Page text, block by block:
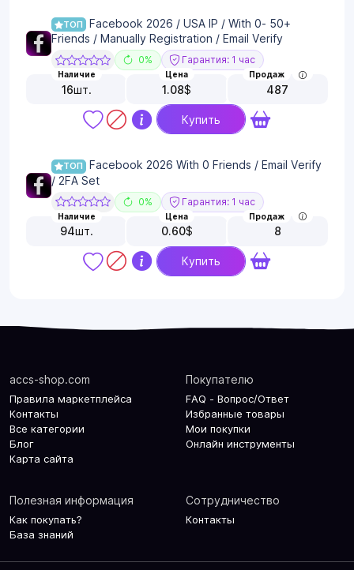
ТОП
Facebook 2026 / USA IP / With 0- 50+
Friends / Manually Registration / Email Verify
0% Гарантия: 1 час
Наличие
16шт.
Цена
1.08$
Продаж
487
Купить
ТОП
Facebook 2026 With 0 Friends / Email Verify
/ 2FA Set
0% Гарантия: 1 час
Наличие
94шт.
Цена
0.60$
Продаж
8
Купить
accs-shop.com
Правила маркетплейса
Контакты
Все категории
Блог
Карта сайта
Покупателю
FAQ - Вопрос/Ответ
Избранные товары
Мои покупки
Онлайн инструменты
Полезная информация
Как покупать?
База знаний
Сотрудничество
Контакты